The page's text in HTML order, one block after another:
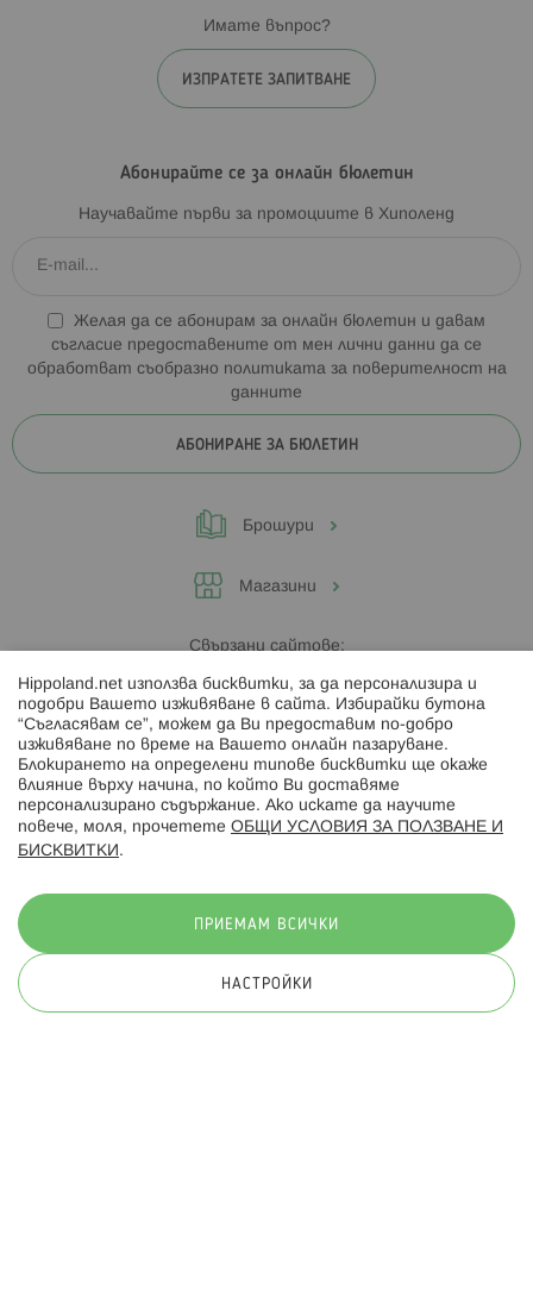
Имате въпрос?
ИЗПРАТЕТЕ ЗАПИТВАНЕ
Абонирайте се за онлайн бюлетин
Научавайте първи за промоциите в Хиполенд
Желая да се абонирам за онлайн бюлетин и давам
съгласие предоставените от мен лични данни да се
обработват съобразно политиката за поверителност на
данните
АБОНИРАНЕ ЗА БЮЛЕТИН
Брошури
Магазини
Свързани сайтове:
Hippoland.ro
Последвайте ни:
© 2026 Hippoland.net. Всички права запазени
Hippoland.net използва бисквитки, за да персонализира и
подобри Вашето изживяване в сайта. Избирайки бутона
“Съгласявам се”, можем да Ви предоставим по-добро
изживяване по време на Вашето онлайн пазаруване.
Блокирането на определени типове бисквитки ще окаже
влияние върху начина, по който Ви доставяме
персонализирано съдържание. Ако искате да научите
повече, моля, прочетете ОБЩИ УСЛОВИЯ ЗА ПОЛЗВАНЕ И
БИСКВИТКИ .
ПРИЕМАМ ВСИЧКИ
НАСТРОЙКИ